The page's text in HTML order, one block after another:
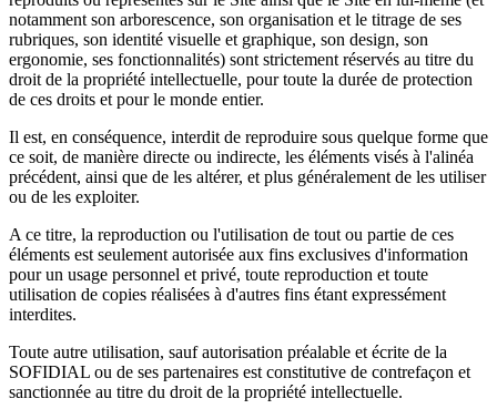
notamment son arborescence, son organisation et le titrage de ses
rubriques, son identité visuelle et graphique, son design, son
ergonomie, ses fonctionnalités) sont strictement réservés au titre du
droit de la propriété intellectuelle, pour toute la durée de protection
de ces droits et pour le monde entier.
Il est, en conséquence, interdit de reproduire sous quelque forme que
ce soit, de manière directe ou indirecte, les éléments visés à l'alinéa
précédent, ainsi que de les altérer, et plus généralement de les utiliser
ou de les exploiter.
A ce titre, la reproduction ou l'utilisation de tout ou partie de ces
éléments est seulement autorisée aux fins exclusives d'information
pour un usage personnel et privé, toute reproduction et toute
utilisation de copies réalisées à d'autres fins étant expressément
interdites.
Toute autre utilisation, sauf autorisation préalable et écrite de la
SOFIDIAL ou de ses partenaires est constitutive de contrefaçon et
sanctionnée au titre du droit de la propriété intellectuelle.